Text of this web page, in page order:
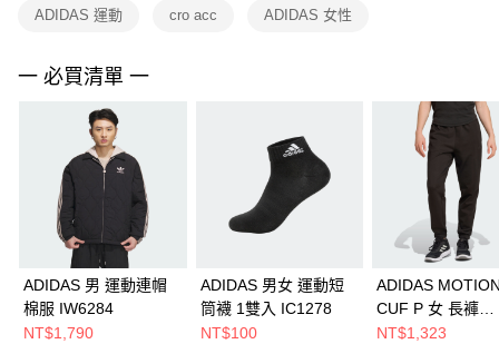
權轉讓予恩沛科技股份有限公司。
３．未成年的使用者請事先徵得法定代理人或監護人之同意方可使用
「AFTEE先享後付」，若未經同意申辦者引起之損失，本公司不負相關責
４．使用「AFTEE先享後付」時，將依據個別帳號之用戶狀況，依本公司即
時審查核予不同之上限額度；若仍有額度不足之情形，本公司將視審查結果
請求用戶進行身份認證。
５．嚴禁一人註冊多個帳號或使用他人資訊註冊。若發現惡意使用之情形，
恩沛科技股份有限公司將有權停止該用戶之使用額度並採取法律行動。
ADIDAS 運動 cro acc ADIDAS 女性
一 必買清單 一
ADIDAS 男 運動連帽
棉服 IW6284
NT$1,790
ADIDAS 男女 運動短
筒襪 1雙入 IC1278
NT$100
ADIDAS
CUF P 女 長褲
JY4700
NT$1,323